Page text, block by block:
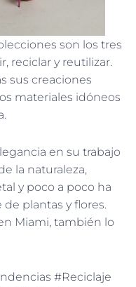
son los tres
reciclar y reutilizar.
sus creaciones
materiales idóneos
en su trabajo
la naturaleza,
y poco a poco ha
plantas y flores.
Miami, también lo
#Reciclaje